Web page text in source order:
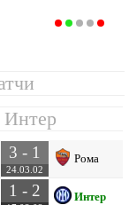
Интер
3 - 1
24.03.02
Рома
1 - 2 Интер